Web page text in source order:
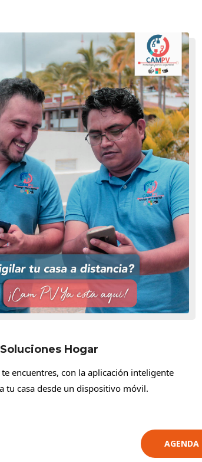
Soluciones Hogar
encuentres, con la aplicación inteligente
tu casa desde un dispositivo móvil.